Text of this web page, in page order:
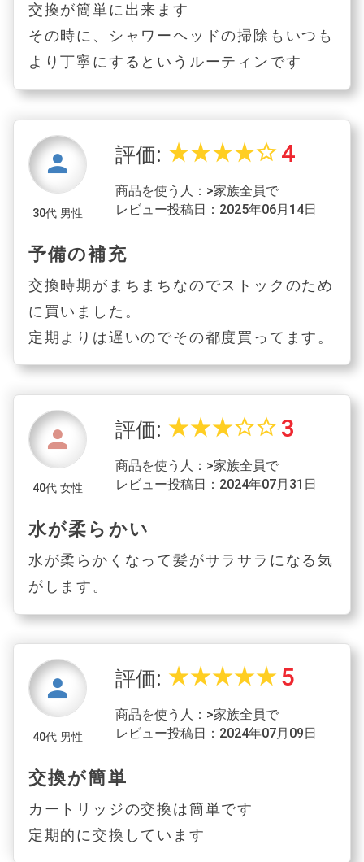
交換が簡単に出来ます
その時に、シャワーヘッドの掃除もいつも
より丁寧にするというルーティンです
person
30代 男性
評価: star_ratestar_ratestar_ratestar_ratestar_border 4
商品を使う人：>家族全員で
レビュー投稿日：2025年06月14日
予備の補充
交換時期がまちまちなのでストックのため
に買いました。
定期よりは遅いのでその都度買ってます。
person
40代 女性
評価: star_ratestar_ratestar_ratestar_borderstar_border 3
商品を使う人：>家族全員で
レビュー投稿日：2024年07月31日
水が柔らかい
水が柔らかくなって髪がサラサラになる気
がします。
person
40代 男性
評価: star_ratestar_ratestar_ratestar_ratestar_rate 5
商品を使う人：>家族全員で
レビュー投稿日：2024年07月09日
交換が簡単
カートリッジの交換は簡単です
定期的に交換しています